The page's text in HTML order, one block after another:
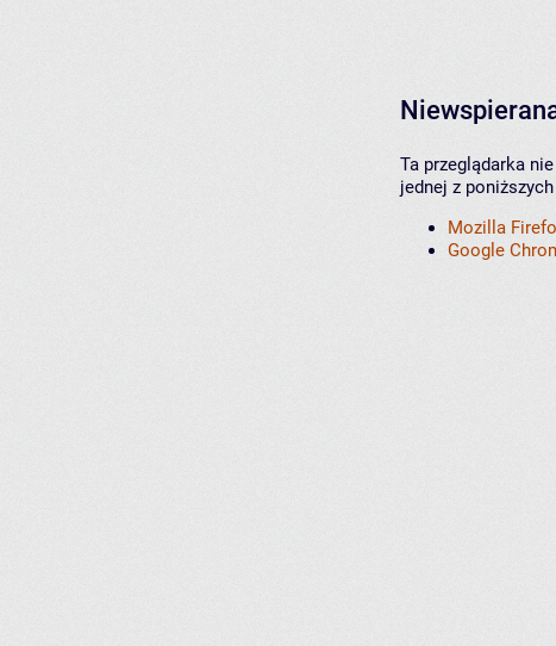
Ta przeglądarka
jednej z
Mozilla
Google